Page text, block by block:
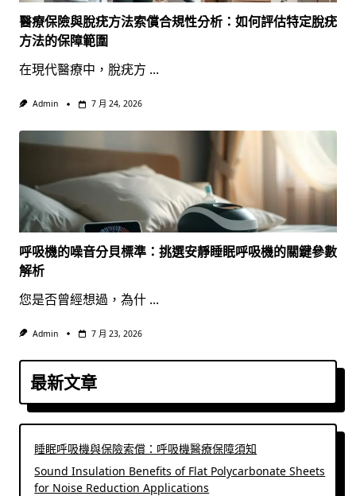
醫療保險與脫疣方法索償合規性分析：如何評估特定脫疣
方法的保障範圍
在現代醫療中，脫疣方 ...
Admin 7 月 24, 2026
呼吸機的噪音分貝標準：挑選安靜睡眠呼吸機的關鍵參數
解析
您是否曾經想過，為什 ...
Admin 7 月 23, 2026
最新文章
睡眠呼吸機與保險索償：呼吸機醫療保障須知
Sound Insulation Benefits of Flat Polycarbonate Sheets
for Noise Reduction Applications